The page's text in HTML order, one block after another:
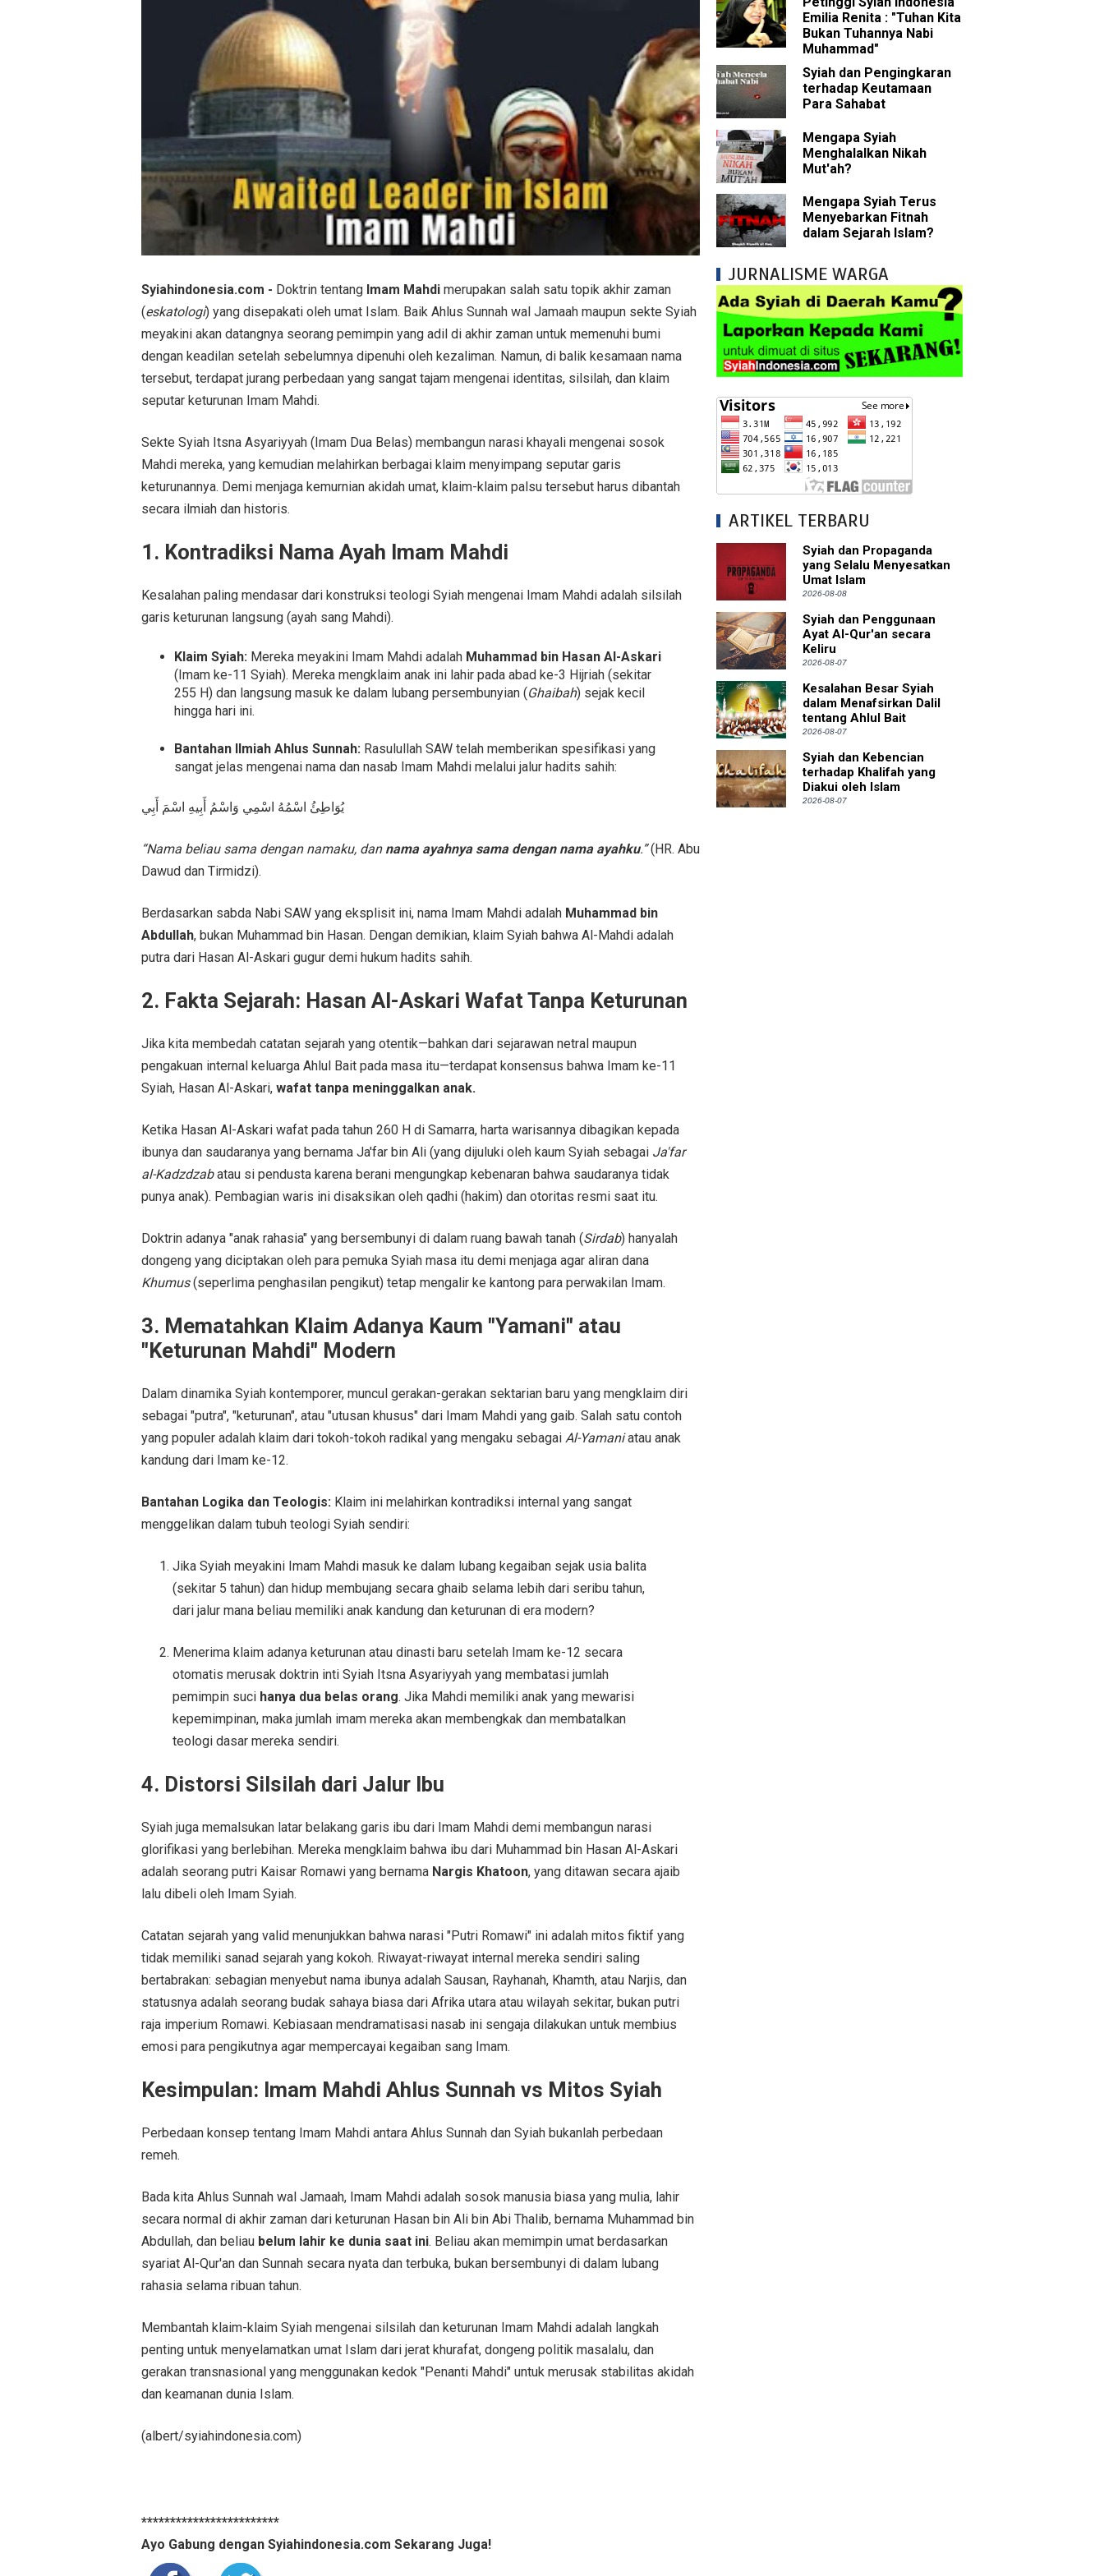
Syiah dan Fitnah Besar terhadap Khalifah Utsman bin Affan
Mengapa Syiah Menghalalkan Nikah Mut'ah?
Syiah dan Penyelewengan dalam Pemahaman tentang Khalifah
Syiah dan Penyimpangan dalam Akidah Islam
Kesalahan Syiah dalam Menyikapi Khalifah Abu Bakar
Syiah dan Konsep Imamah yang Tidak Masuk Akal dalam Islam
Syiah dan Ketidakkonsistenan dalam Konsep Mahdi
Syiah dan Kedustaan tentang Hak Kekhalifahan
Syiah dan Ketidakbenaran Ajarannya tentang Wilayah Imam
Syiah dan Kedustaan tentang Peristiwa Karbala
Syiah dan Propaganda yang Selalu Menyesatkan Umat Islam
Syiahindonesia.com - Doktrin tentang Imam Mahdi merupakan salah satu topik akhir zaman
(eskatologi) yang disepakati oleh umat Islam. Baik Ahlus Sunnah wal Jamaah maupun sekte Syiah
meyakini akan datangnya seorang pemimpin yang adil di akhir zaman untuk memenuhi bumi
dengan keadilan setelah sebelumnya dipenuhi oleh kezaliman. Namun, di balik kesamaan nama
tersebut, terdapat jurang perbedaan yang sangat tajam mengenai identitas, silsilah, dan klaim
seputar keturunan Imam Mahdi.
Sekte Syiah Itsna Asyariyyah (Imam Dua Belas) membangun narasi khayali mengenai sosok
Mahdi mereka, yang kemudian melahirkan berbagai klaim menyimpang seputar garis
keturunannya. Demi menjaga kemurnian akidah umat, klaim-klaim palsu tersebut harus dibantah
secara ilmiah dan historis.
1. Kontradiksi Nama Ayah Imam Mahdi
Kesalahan paling mendasar dari konstruksi teologi Syiah mengenai Imam Mahdi adalah silsilah
garis keturunan langsung (ayah sang Mahdi).
Klaim Syiah: Mereka meyakini Imam Mahdi adalah Muhammad bin Hasan Al-Askari
(Imam ke-11 Syiah). Mereka mengklaim anak ini lahir pada abad ke-3 Hijriah (sekitar
255 H) dan langsung masuk ke dalam lubang persembunyian (Ghaibah) sejak kecil
hingga hari ini.
Bantahan Ilmiah Ahlus Sunnah: Rasulullah SAW telah memberikan spesifikasi yang
sangat jelas mengenai nama dan nasab Imam Mahdi melalui jalur hadits sahih:
يُوَاطِئُ اسْمُهُ اسْمِي وَاسْمُ أَبِيهِ اسْمَ أَبِي
“Nama beliau sama dengan namaku, dan nama ayahnya sama dengan nama ayahku.”(HR. Abu
Dawud dan Tirmidzi).
Berdasarkan sabda Nabi SAW yang eksplisit ini, nama Imam Mahdi adalah Muhammad bin
Abdullah, bukan Muhammad bin Hasan. Dengan demikian, klaim Syiah bahwa Al-Mahdi adalah
putra dari Hasan Al-Askari gugur demi hukum hadits sahih.
2. Fakta Sejarah: Hasan Al-Askari Wafat Tanpa Keturunan
Jika kita membedah catatan sejarah yang otentik—bahkan dari sejarawan netral maupun
pengakuan internal keluarga Ahlul Bait pada masa itu—terdapat konsensus bahwa Imam ke-11
Syiah, Hasan Al-Askari, wafat tanpa meninggalkan anak.
Ketika Hasan Al-Askari wafat pada tahun 260 H di Samarra, harta warisannya dibagikan kepada
ibunya dan saudaranya yang bernama Ja'far bin Ali (yang dijuluki oleh kaum Syiah sebagai Ja'far
al-Kadzdzabatau si pendusta karena berani mengungkap kebenaran bahwa saudaranya tidak
punya anak). Pembagian waris ini disaksikan oleh qadhi (hakim) dan otoritas resmi saat itu.
Doktrin adanya "anak rahasia" yang bersembunyi di dalam ruang bawah tanah (Sirdab) hanyalah
dongeng yang diciptakan oleh para pemuka Syiah masa itu demi menjaga agar aliran dana
Khumus(seperlima penghasilan pengikut) tetap mengalir ke kantong para perwakilan Imam.
3. Mematahkan Klaim Adanya Kaum "Yamani" atau
"Keturunan Mahdi" Modern
Dalam dinamika Syiah kontemporer, muncul gerakan-gerakan sektarian baru yang mengklaim diri
sebagai "putra", "keturunan", atau "utusan khusus" dari Imam Mahdi yang gaib. Salah satu contoh
yang populer adalah klaim dari tokoh-tokoh radikal yang mengaku sebagai Al-Yamaniatau anak
kandung dari Imam ke-12.
Bantahan Logika dan Teologis: Klaim ini melahirkan kontradiksi internal yang sangat
menggelikan dalam tubuh teologi Syiah sendiri:
Jika Syiah meyakini Imam Mahdi masuk ke dalam lubang kegaiban sejak usia balita
(sekitar 5 tahun) dan hidup membujang secara ghaib selama lebih dari seribu tahun,
dari jalur mana beliau memiliki anak kandung dan keturunan di era modern?
Menerima klaim adanya keturunan atau dinasti baru setelah Imam ke-12 secara
otomatis merusak doktrin inti Syiah Itsna Asyariyyah yang membatasi jumlah
pemimpin suci hanya dua belas orang. Jika Mahdi memiliki anak yang mewarisi
kepemimpinan, maka jumlah imam mereka akan membengkak dan membatalkan
teologi dasar mereka sendiri.
4. Distorsi Silsilah dari Jalur Ibu
Syiah juga memalsukan latar belakang garis ibu dari Imam Mahdi demi membangun narasi
glorifikasi yang berlebihan. Mereka mengklaim bahwa ibu dari Muhammad bin Hasan Al-Askari
adalah seorang putri Kaisar Romawi yang bernama Nargis Khatoon, yang ditawan secara ajaib
lalu dibeli oleh Imam Syiah.
Catatan sejarah yang valid menunjukkan bahwa narasi "Putri Romawi" ini adalah mitos fiktif yang
tidak memiliki sanad sejarah yang kokoh. Riwayat-riwayat internal mereka sendiri saling
bertabrakan: sebagian menyebut nama ibunya adalah Sausan, Rayhanah, Khamth, atau Narjis, dan
statusnya adalah seorang budak sahaya biasa dari Afrika utara atau wilayah sekitar, bukan putri
raja imperium Romawi. Kebiasaan mendramatisasi nasab ini sengaja dilakukan untuk membius
emosi para pengikutnya agar mempercayai kegaiban sang Imam.
Kesimpulan: Imam Mahdi Ahlus Sunnah vs Mitos Syiah
Perbedaan konsep tentang Imam Mahdi antara Ahlus Sunnah dan Syiah bukanlah perbedaan
remeh.
Bada kita Ahlus Sunnah wal Jamaah, Imam Mahdi adalah sosok manusia biasa yang mulia, lahir
secara normal di akhir zaman dari keturunan Hasan bin Ali bin Abi Thalib, bernama Muhammad bin
Abdullah, dan beliau belum lahir ke dunia saat ini. Beliau akan memimpin umat berdasarkan
syariat Al-Qur'an dan Sunnah secara nyata dan terbuka, bukan bersembunyi di dalam lubang
rahasia selama ribuan tahun.
Membantah klaim-klaim Syiah mengenai silsilah dan keturunan Imam Mahdi adalah langkah
penting untuk menyelamatkan umat Islam dari jerat khurafat, dongeng politik masalalu, dan
gerakan transnasional yang menggunakan kedok "Penanti Mahdi" untuk merusak stabilitas akidah
dan keamanan dunia Islam.
(albert/syiahindonesia.com)
************************
Ayo Gabung dengan Syiahindonesia.com Sekarang Juga!
Emilia Renita : "Tuhan Kita
Bukan Tuhannya Nabi
Muhammad"
Syiah dan Pengingkaran
terhadap Keutamaan
Para Sahabat
Mengapa Syiah
Menghalalkan Nikah
Mut'ah?
Mengapa Syiah Terus
Menyebarkan Fitnah
dalam Sejarah Islam?
JURNALISME WARGA
ARTIKEL TERBARU
Syiah dan Propaganda
yang Selalu Menyesatkan
Umat Islam
2026-08-08
Syiah dan Penggunaan
Ayat Al-Qur'an secara
Keliru
2026-08-07
Kesalahan Besar Syiah
dalam Menafsirkan Dalil
tentang Ahlul Bait
2026-08-07
Syiah dan Kebencian
terhadap Khalifah yang
Diakui oleh Islam
2026-08-07